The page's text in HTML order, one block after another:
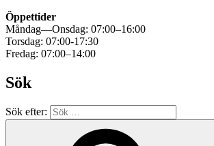
Öppettider
Måndag—Onsdag: 07:00–16:00
Torsdag: 07:00-17:30
Fredag: 07:00–14:00
Sök
Sök efter: